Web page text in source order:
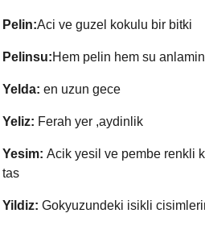
Pelin:Aci ve guzel kokulu bir bitki
Pelinsu:Hem pelin hem su
Yelda: en uzun gece
Yeliz: Ferah yer ,aydinlik
Yesim: Acik yesil ve pembe renkli
tas
Yildiz: Gokyuzundeki isikli